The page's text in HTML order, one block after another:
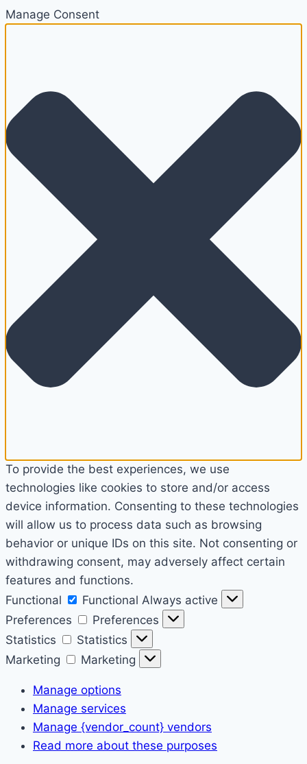
Manage Consent
To provide the best experiences, we use
technologies like cookies to store and/or access
device information. Consenting to these technologies
will allow us to process data such as browsing
behavior or unique IDs on this site. Not consenting or
withdrawing consent, may adversely affect certain
features and functions.
Functional
Functional Always active
Preferences
Preferences
Statistics
Statistics
Marketing
Marketing
Manage options
Manage services
Manage {vendor_count} vendors
Read more about these purposes